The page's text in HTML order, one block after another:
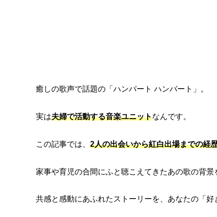
癒しの歌声で話題の「ハンバート ハンバート」。
実は夫婦で活動する音楽ユニットなんです。
この記事では、 2人の出会いから紅白出場までの経
家事や育児の合間にふと聴こえてきたあの歌の背
共感と感動にあふれたストーリーを、あなたの「